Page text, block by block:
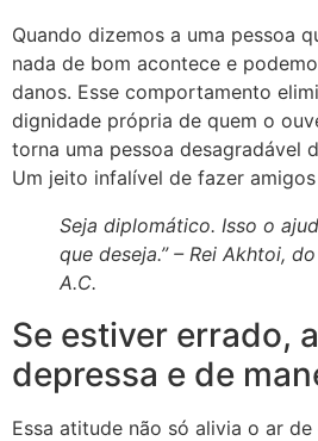
Quando dizemos a uma pessoa
nada de bom acontece e
danos. Esse comportamento
dignidade própria de quem o
torna uma pessoa desagradável
Um jeito infalível de fazer
Seja diplomático. Isso o
que deseja.” – Rei Akhtoi,
A.C.
Se estiver errado,
depressa e de
Essa atitude não só alivia o ar